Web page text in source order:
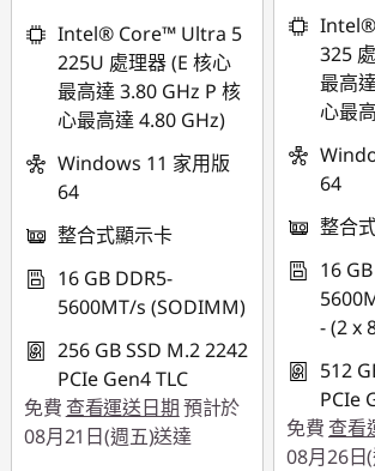
eCoupon 折扣 : -
NT$29,007
*以上優惠僅能擇一使
用
使用優惠券 :
Intel® Core™ Ultra 5
225U 處理器 (E 核心
最高達 3.80 GHz P 核
心最高達 4.80 GHz)
Windows 11 家用版
64
整合式顯示卡
16 GB DDR5-
5600MT/s (SODIMM)
256 GB SSD M.2 2242
PCIe Gen4 TLC
免費 查看運送日期預計於
08月21日(週五)送達
325
最高
心最
64
整合
16
- (2 x
512
PCIe
免費 查看
08月26日